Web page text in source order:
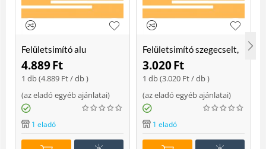
Felületsimító alu
erősített, rome 400 mm
Soft
4.889Ft
1 db (4.889 Ft/ db )
(az eladó egyéb ajánlatai)
1 eladó
Felületsimító szegecselt,
rome 400mm
3.020Ft
1 db (3.020 Ft/ db )
(az eladó egyéb ajánlatai)
1 eladó